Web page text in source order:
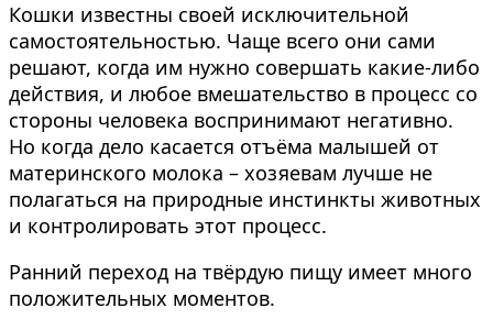
Кошки известны своей исключительной
самостоятельностью. Чаще всего они сами
решают, когда им нужно совершать какие-либо
действия, и любое вмешательство в процесс со
стороны человека воспринимают негативно.
Но когда дело касается отъёма малышей от
материнского молока – хозяевам лучше не
полагаться на природные инстинкты животных
и контролировать этот процесс.
Ранний переход на твёрдую пищу имеет много
положительных моментов.